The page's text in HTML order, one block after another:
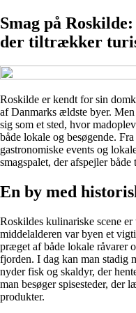
Smag på
der tiltrækker
Roskilde er kendt for sin
af Danmarks ældste byer.
sig som et sted, hvor
både lokale og besøgende.
gastronomiske events og
smagspalet, der afspejler
En by med
Roskildes kulinariske scene
middelalderen var byen et
præget af både lokale råvarer
fjorden. I dag kan man stadig
nyder fisk og skaldyr, der
man besøger spisesteder,
produkter.